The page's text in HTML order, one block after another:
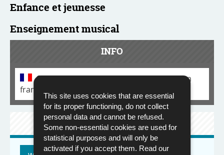
This site uses cookies that are essential
for its proper functioning, do not collect
personal data and cannot be refused.
Some non-essential cookies are used for
statistical purposes and will only be
activated if you accept them. Read our
Enfance et jeunesse
Enseignement musical
INFO
Cette page est uniquement disponible en
français
SITE WEB